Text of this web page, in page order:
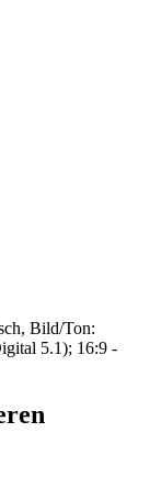
Bild/Ton:
5.1); 16:9 -